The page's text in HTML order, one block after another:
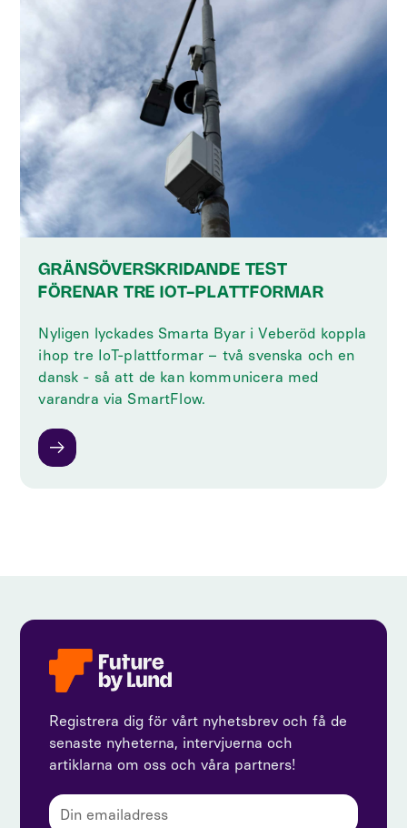
GRÄNSÖVERSKRIDANDE TEST
FÖRENAR TRE IOT-PLATTFORMAR
Nyligen lyckades Smarta Byar i Veberöd koppla
ihop tre IoT-plattformar – två svenska och en
dansk - så att de kan kommunicera med
varandra via SmartFlow.
Registrera dig för vårt nyhetsbrev och få de
senaste nyheterna, intervjuerna och
artiklarna om oss och våra partners!